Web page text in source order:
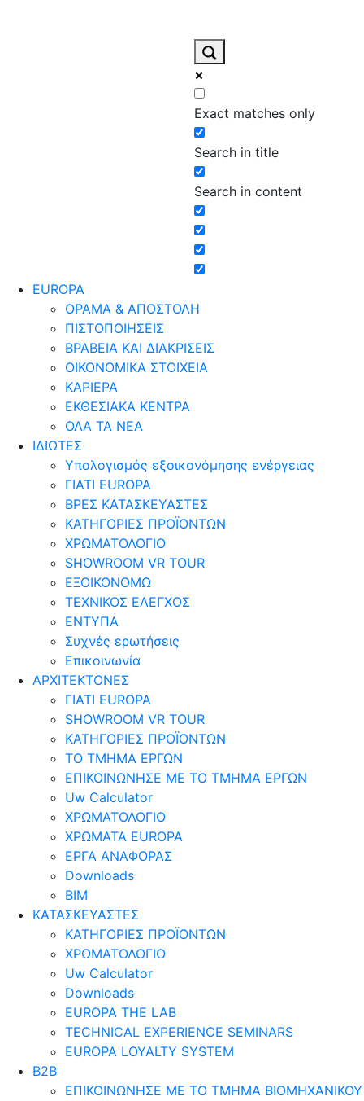
Exact matches only
Search in title
Search in content
EUROPA
ΟΡΑΜΑ & ΑΠΟΣΤΟΛΗ
ΠΙΣΤΟΠΟΙΗΣΕΙΣ
ΒΡΑΒΕΙΑ ΚΑΙ ΔΙΑΚΡΙΣΕΙΣ
ΟΙΚΟΝΟΜΙΚΑ ΣΤΟΙΧΕΙΑ
ΚΑΡΙΕΡΑ
ΕΚΘΕΣΙΑΚΑ ΚΕΝΤΡΑ
ΟΛΑ ΤΑ ΝΕΑ
ΙΔΙΩΤΕΣ
Υπολογισμός εξοικονόμησης ενέργειας
ΓΙΑΤΙ EUROPA
ΒΡΕΣ ΚΑΤΑΣΚΕΥΑΣΤΕΣ
ΚΑΤΗΓΟΡΙΕΣ ΠΡΟΪΟΝΤΩΝ
ΧΡΩΜΑΤΟΛΟΓΙΟ
SHOWROOM VR TOUR
ΕΞΟΙΚΟΝΟΜΩ
ΤΕΧΝΙΚΟΣ ΕΛΕΓΧΟΣ
ΕΝΤΥΠΑ
Συχνές ερωτήσεις
Επικοινωνία
ΑΡΧΙΤΕΚΤΟΝΕΣ
ΓΙΑΤΙ EUROPA
SHOWROOM VR TOUR
ΚΑΤΗΓΟΡΙΕΣ ΠΡΟΪΟΝΤΩΝ
ΤΟ ΤΜΗΜΑ ΕΡΓΩΝ
​ΕΠΙΚΟΙΝΩΝΗΣΕ ΜΕ ΤΟ ΤΜΗΜΑ ΕΡΓΩΝ
Uw Calculator
ΧΡΩΜΑΤΟΛΟΓΙΟ
ΧΡΩΜΑΤΑ EUROPA
ΕΡΓΑ ΑΝΑΦΟΡΑΣ
Downloads
BIM
ΚΑΤΑΣΚΕΥΑΣΤΕΣ
ΚΑΤΗΓΟΡΙΕΣ ΠΡΟΪΟΝΤΩΝ
ΧΡΩΜΑΤΟΛΟΓΙΟ
Uw Calculator
Downloads
EUROPA THE LAB
TECHNICAL EXPERIENCE SEMINARS
EUROPA LOYALTY SYSTEM
B2B
​ΕΠΙΚΟΙΝΩΝΗΣΕ ΜΕ ΤΟ ΤΜΗΜΑ ΒΙΟΜΗΧΑΝΙΚΟΥ